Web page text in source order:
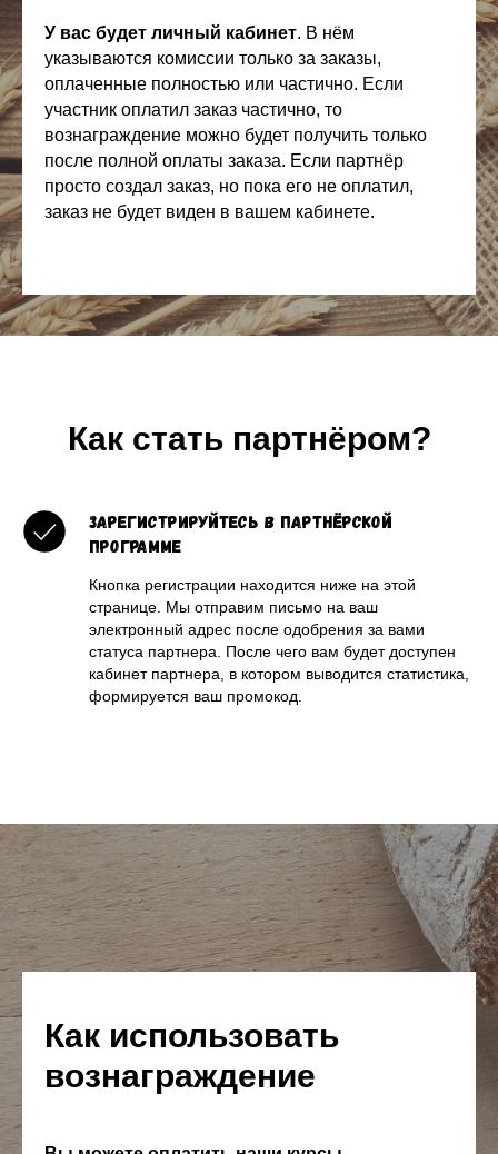
У вас будет личный кабинет. В нём
указываются комиссии только за заказы,
оплаченные полностью или частично. Если
участник оплатил заказ частично, то
вознаграждение можно будет получить только
после полной оплаты заказа. Если партнёр
просто создал заказ, но пока его не оплатил,
заказ не будет виден в вашем кабинете.
Как стать партнёром?
Зарегистрируйтесь в партнёрской
программе
Кнопка регистрации находится ниже на этой
странице. Мы отправим письмо на ваш
электронный адрес после одобрения за вами
статуса партнера. После чего вам будет доступен
кабинет партнера, в котором выводится статистика,
формируется ваш промокод.
Как использовать
вознаграждение